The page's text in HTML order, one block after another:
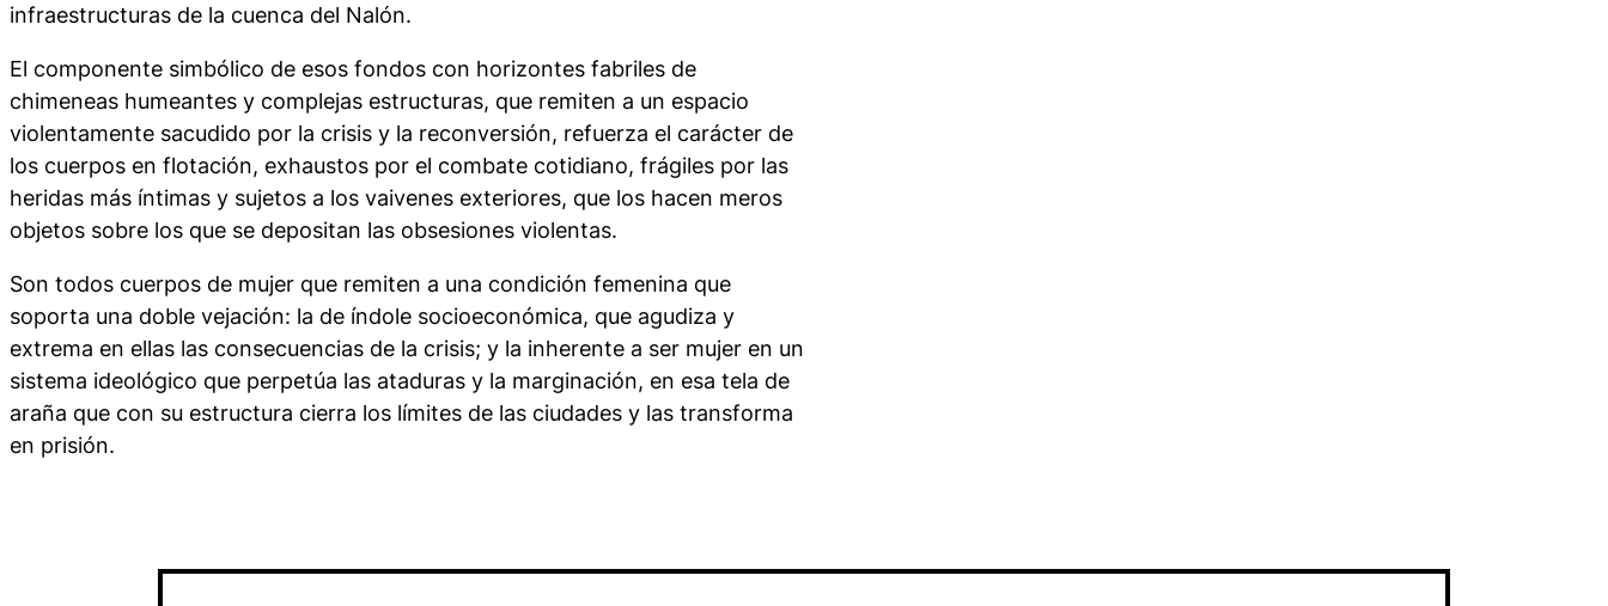
infraestructuras de la cuenca del Nalón.
El componente simbólico de esos fondos con horizontes fabriles de
chimeneas humeantes y complejas estructuras, que remiten a un espacio
violentamente sacudido por la crisis y la reconversión, refuerza el carácter de
los cuerpos en flotación, exhaustos por el combate cotidiano, frágiles por las
heridas más íntimas y sujetos a los vaivenes exteriores, que los hacen meros
objetos sobre los que se depositan las obsesiones violentas.
Son todos cuerpos de mujer que remiten a una condición femenina que
soporta una doble vejación: la de índole socioeconómica, que agudiza y
extrema en ellas las consecuencias de la crisis; y la inherente a ser mujer en un
sistema ideológico que perpetúa las ataduras y la marginación, en esa tela de
araña que con su estructura cierra los límites de las ciudades y las transforma
en prisión.